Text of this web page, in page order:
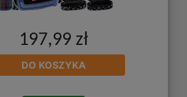
197,99 zł
DO KOSZYKA